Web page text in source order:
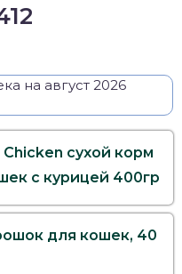
на август 2026
сухой корм
с курицей 400гр
для кошек, 40